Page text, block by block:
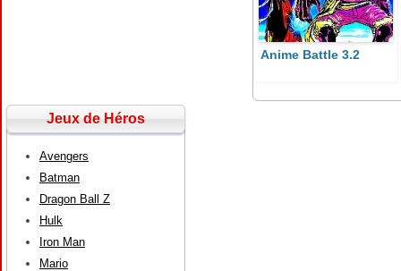
Anime Battle 3.2
Jeux de Héros
Avengers
Batman
Dragon Ball Z
Hulk
Iron Man
Mario